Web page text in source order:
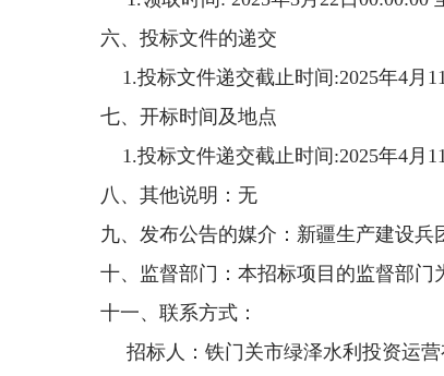
六、投标文件的递交
1.投标文件递交截止时间 :2025年4月
七、开标时间及地点
1.投标文件递交截止时间 :2025年4月
八、其他说明：无
九、发布公告的媒介：新疆生产建设
十、监督部门：本招标项目的监督部门
十一、联系方式：
招标人：铁门关市绿泽水利投资运营